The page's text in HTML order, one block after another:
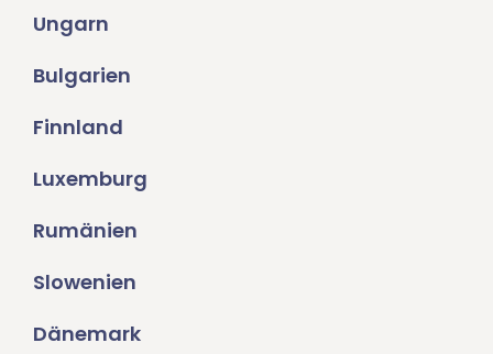
Ungarn
Bulgarien
Finnland
Luxemburg
Rumänien
Slowenien
Dänemark